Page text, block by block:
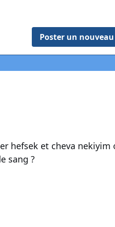
Poster un
hefsek et cheva nekiyim
sang ?